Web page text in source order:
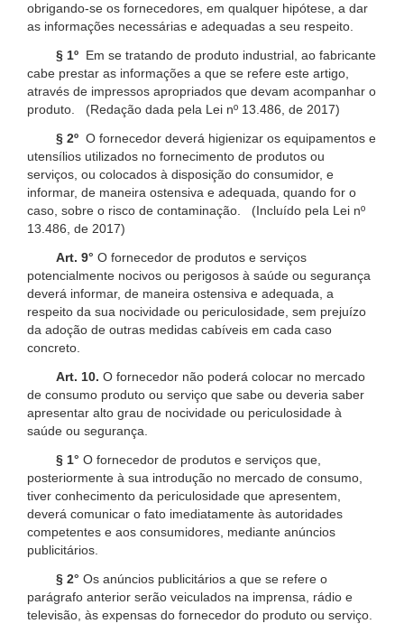
obrigando-se os fornecedores, em qualquer hipótese, a dar
as informações necessárias e adequadas a seu respeito.
§ 1º Em se tratando de produto industrial, ao fabricante
cabe prestar as informações a que se refere este artigo,
através de impressos apropriados que devam acompanhar o
produto. (Redação dada pela Lei nº 13.486, de 2017)
§ 2º O fornecedor deverá higienizar os equipamentos e
utensílios utilizados no fornecimento de produtos ou
serviços, ou colocados à disposição do consumidor, e
informar, de maneira ostensiva e adequada, quando for o
caso, sobre o risco de contaminação. (Incluído pela Lei nº
13.486, de 2017)
Art. 9° O fornecedor de produtos e serviços
potencialmente nocivos ou perigosos à saúde ou segurança
deverá informar, de maneira ostensiva e adequada, a
respeito da sua nocividade ou periculosidade, sem prejuízo
da adoção de outras medidas cabíveis em cada caso
concreto.
Art. 10. O fornecedor não poderá colocar no mercado
de consumo produto ou serviço que sabe ou deveria saber
apresentar alto grau de nocividade ou periculosidade à
saúde ou segurança.
§ 1° O fornecedor de produtos e serviços que,
posteriormente à sua introdução no mercado de consumo,
tiver conhecimento da periculosidade que apresentem,
deverá comunicar o fato imediatamente às autoridades
competentes e aos consumidores, mediante anúncios
publicitários.
§ 2° Os anúncios publicitários a que se refere o
parágrafo anterior serão veiculados na imprensa, rádio e
televisão, às expensas do fornecedor do produto ou serviço.